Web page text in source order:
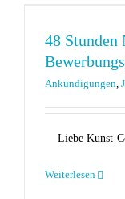
48
Ankündigungen,
Liebe Kunst-
Weiterlesen